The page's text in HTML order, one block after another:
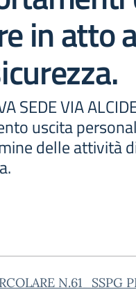
in atto
SEDE VIA
uscita
delle attività
N.61_SSPG